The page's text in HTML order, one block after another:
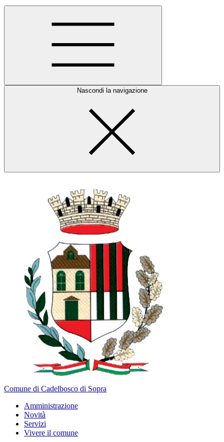
Nascondi la navigazione
Comune di Cadelbosco di Sopra
Amministrazione
Novità
Servizi
Vivere il comune